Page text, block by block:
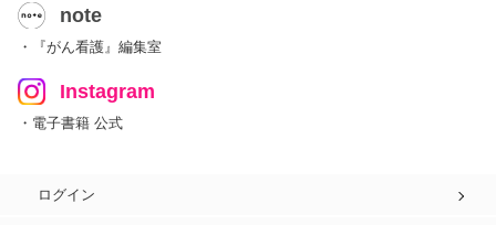
note
・『がん看護』編集室
Instagram
・電子書籍 公式
ログイン